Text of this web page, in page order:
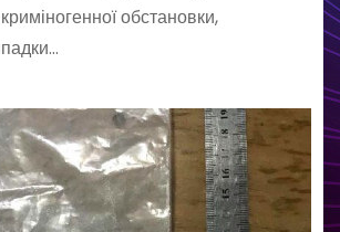
обстановки,